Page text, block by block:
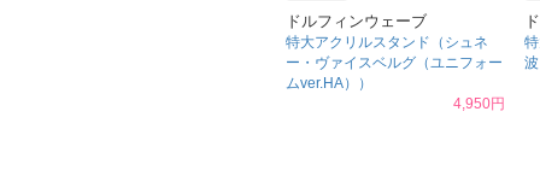
ドルフィンウェーブ
特大アクリルスタンド（シュネ
ー・ヴァイスベルグ（ユニフォー
ムver.HA））
4,950円